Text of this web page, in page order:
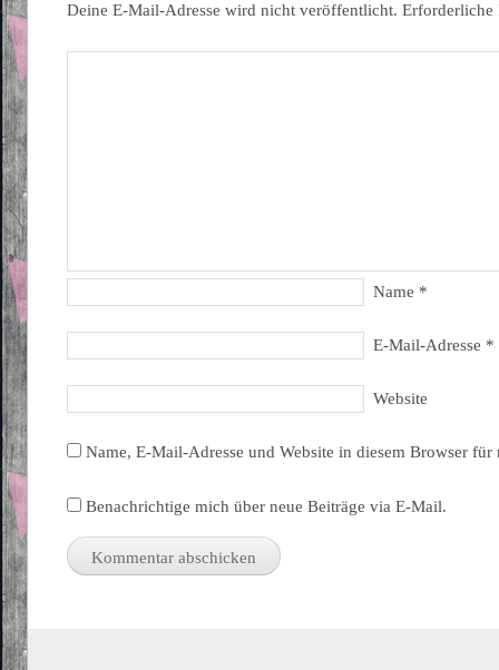
Deine E-Mail-Adresse wird nicht veröffentlicht.
Name *
E-Mail-Adresse *
Website
Name, E-Mail-Adresse und Website in diesem Browser
Benachrichtige mich über neue Beiträge via E-Mail.